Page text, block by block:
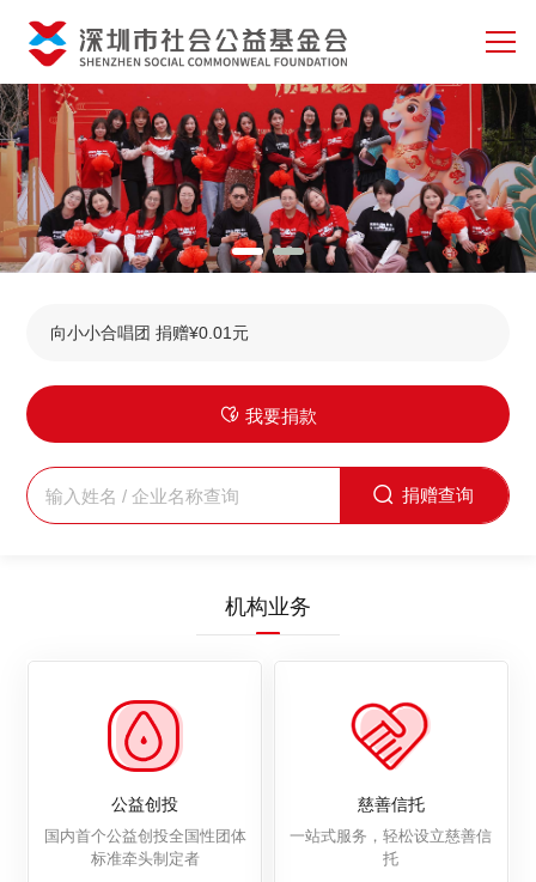
向名著小书包（西部） 捐赠¥0.01元
向非定向捐赠 捐赠¥0.01元
向名著小书包（西部） 捐赠¥0.01元
向海底清洁废网编织 捐赠¥0.01元
向走出大山看世界 捐赠¥0.01元
向小小合唱团 捐赠¥0.01元
向海底清洁废网编织 捐赠¥0.01元
向非定向捐赠 捐赠¥0.01元
向名著小书包（西部） 捐赠¥0.01元
我要捐款
捐赠查询
机构业务
公益创投
国内首个公益创投全国性团体
标准牵头制定者
慈善信托
一站式服务，轻松设立慈善信
托